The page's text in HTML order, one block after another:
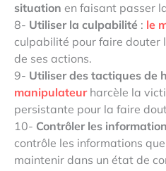
situation en faisant passer
8- Utiliser la culpabilité : le
culpabilité pour faire douter
de ses actions.
9- Utiliser des tactiques de
manipulateurharcèle la
persistante pour la faire
10- Contrôler les
contrôle les informations
maintenir dans un état de